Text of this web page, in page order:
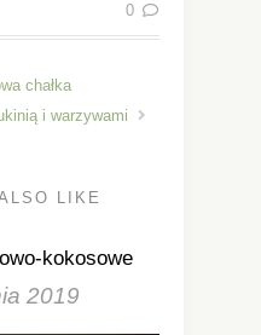
0
chałka
i warzywami
LIKE
kokosowe
2019